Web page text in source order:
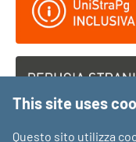
This site uses
Questo sito utilizza